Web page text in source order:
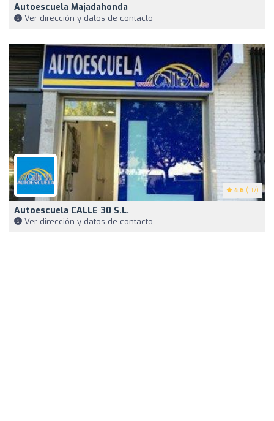
Autoescuela Majadahonda
Ver dirección y datos de contacto
4.6 (117)
Autoescuela CALLE 30 S.L.
Ver dirección y datos de contacto